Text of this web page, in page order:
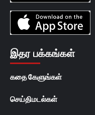
இதர பக்கங்கள்
கதை கேளுங்கள்
செய்திமடல்கள்